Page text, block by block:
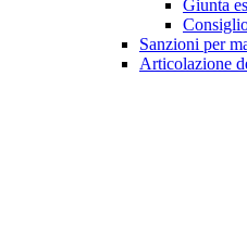
Giunta
Sanzioni per
Articolazione